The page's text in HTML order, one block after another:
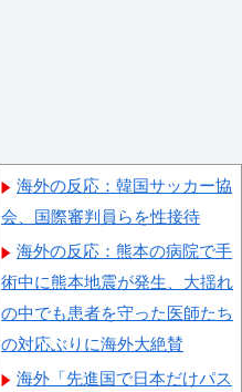
海外の反応：韓国サッカー協
会、国際審判員らを性接待
海外の反応：熊本の病院で手
術中に熊本地震が発生、大揺れ
の中でも患者を守った医師たち
の対応ぶりに海外大絶賛
海外「先進国で日本だけパス